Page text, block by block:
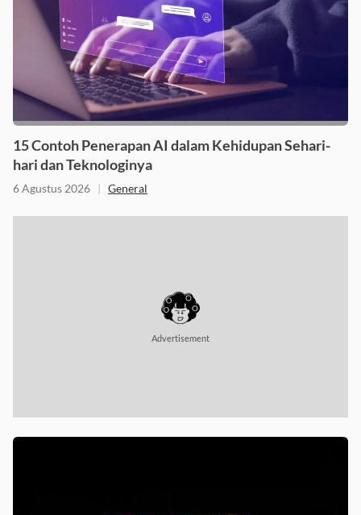
15 Contoh Penerapan AI dalam Kehidupan Sehari-
hari dan Teknologinya
6 Agustus 2026 | General
Advertisement